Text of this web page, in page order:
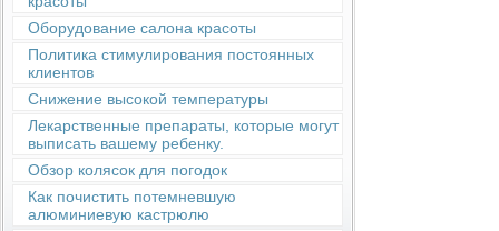
Оборудование салона красоты
Политика стимулирования постоянных
клиентов
Снижение высокой температуры
Лекарственные препараты, которые могут
выписать вашему ребенку.
Обзор колясок для погодок
Как почистить потемневшую
алюминиевую кастрюлю